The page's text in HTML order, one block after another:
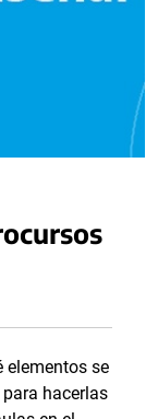
elementos se
hacerlas